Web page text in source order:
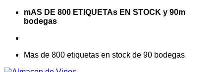
Saltar mAS DE 800 ETIQUETAs EN STOCK y 90m
bodegas
Mas de 800 etiquetas en stock de 90 bodegas